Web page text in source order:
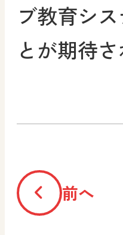
ブ教育シ
とが期待さ
前へ